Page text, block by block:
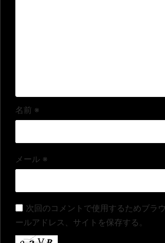
名前 ※
メール ※
次回のコメントで使用するためブラ
ールアドレス、サイトを保存する。